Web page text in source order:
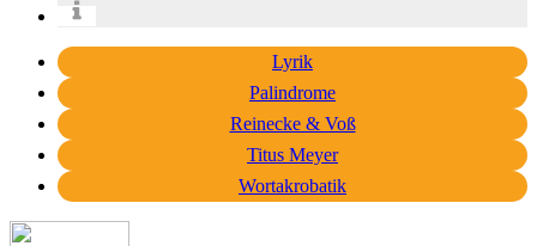
Lyrik
Palindrome
Reinecke & Voß
Titus Meyer
Wortakrobatik